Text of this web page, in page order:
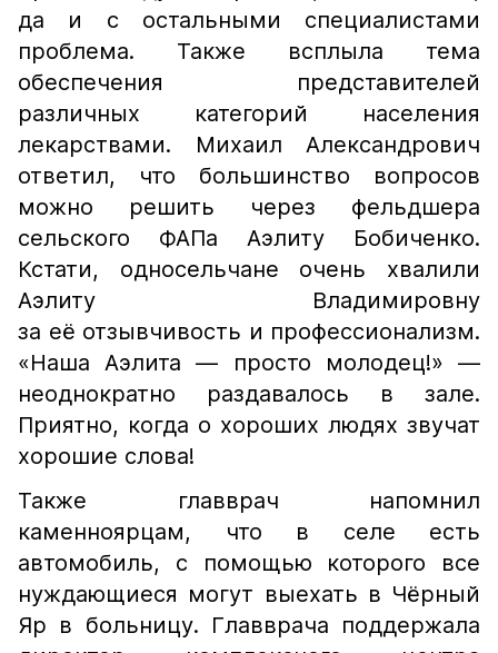
да и с остальными специалистами
проблема. Также всплыла тема
обеспечения представителей
различных категорий населения
лекарствами. Михаил Александрович
ответил, что большинство вопросов
можно решить через фельдшера
сельского ФАПа Аэлиту Бобиченко.
Кстати, односельчане очень хвалили
Аэлиту Владимировну
за её отзывчивость и профессионализм.
«Наша Аэлита — просто молодец!» —
неоднократно раздавалось в зале.
Приятно, когда о хороших людях звучат
хорошие слова!
Также главврач напомнил
каменноярцам, что в селе есть
автомобиль, с помощью которого все
нуждающиеся могут выехать в Чёрный
Яр в больницу. Главврача поддержала